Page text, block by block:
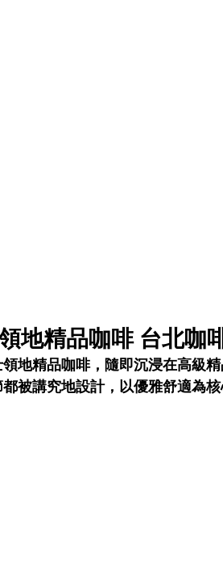
地精品咖啡 台北咖
地精品咖啡，隨即沉浸在高級
被講究地設計，以優雅舒適為